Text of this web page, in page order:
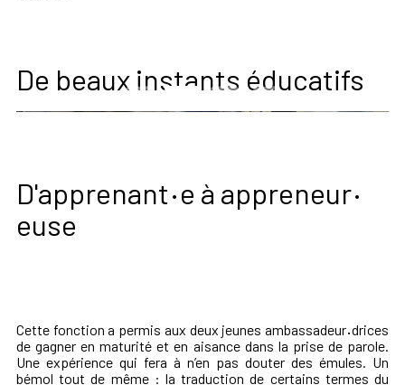
De beaux instants éducatifs
D'apprenant·e à appreneur·
euse
Cette fonction a permis aux deux jeunes ambassadeur·drices
de gagner en maturité et en aisance dans la prise de parole.
Une expérience qui fera à n’en pas douter des émules. Un
bémol tout de même : la traduction de certains termes du